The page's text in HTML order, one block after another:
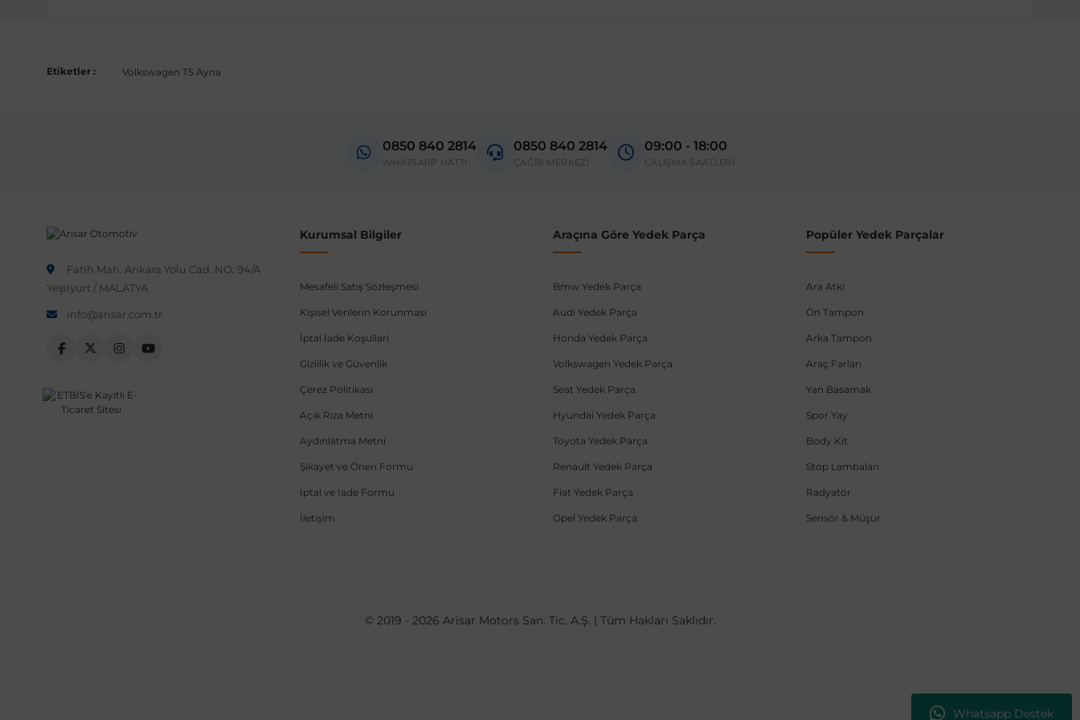
Whatsapp Destek
Etiketler : Volkswagen T5 Ayna
0850 840 2814
WHATSAPP HATTI
0850 840 2814
ÇAĞRI MERKEZİ
09:00 - 18:00
ÇALIŞMA SAATLERİ
Fatih Mah. Ankara Yolu Cad. NO: 94/A
Yeşilyurt / MALATYA
info@arisar.com.tr
Kurumsal Bilgiler
Mesafeli Satış Sözleşmesi
Kişisel Verilerin Korunması
İptal İade Koşullari
Gizlilik ve Güvenlik
Çerez Politikası
Açık Rıza Metni
Aydınlatma Metni
Şikayet ve Öneri Formu
İptal ve İade Formu
İletişim
Araçına Göre Yedek Parça
Bmw Yedek Parça
Audi Yedek Parça
Honda Yedek Parça
Volkswagen Yedek Parça
Seat Yedek Parça
Hyundai Yedek Parça
Toyota Yedek Parça
Renault Yedek Parça
Fiat Yedek Parça
Opel Yedek Parça
Popüler Yedek Parçalar
Ara Atkı
Ön Tampon
Arka Tampon
Araç Farları
Yan Basamak
Spor Yay
Body Kit
Stop Lambaları
Radyatör
Sensör & Müşür
© 2019 - 2026 Arisar Motors San. Tic. A.Ş. | Tüm Hakları Saklıdır.